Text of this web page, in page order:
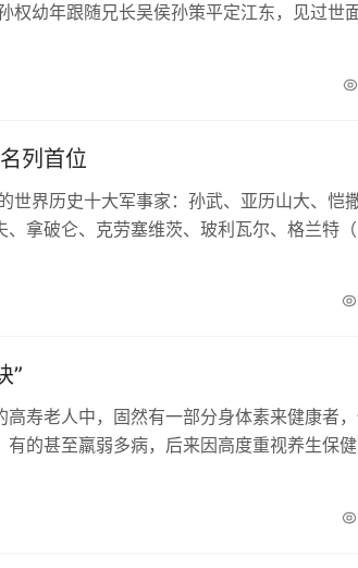
权幼年跟随兄长吴侯孙策平定江东，见过世
列首位
世界历史十大军事家：孙武、亚历山大、恺
拿破仑、克劳塞维茨、玻利瓦尔、格兰特（
”
高寿老人中，固然有一部分身体素来健康者
的甚至羸弱多病，后来因高度重视养生保健